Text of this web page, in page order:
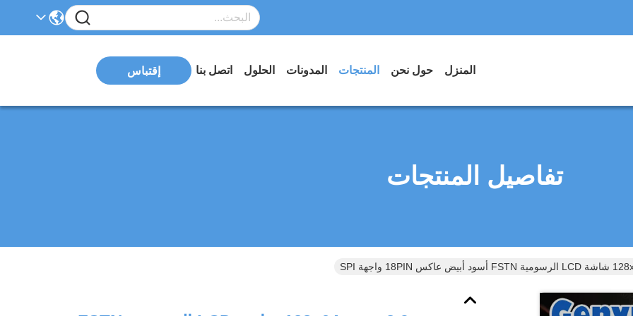
المنزل حول نحن المنتجات المدونات الحلول اتصل بنا إقتباس
تفاصيل المنتجات